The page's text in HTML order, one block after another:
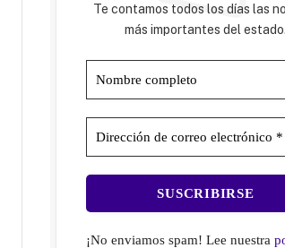
Te contamos todos los días las
más importantes del estado.
¡No enviamos spam! Lee nuestra